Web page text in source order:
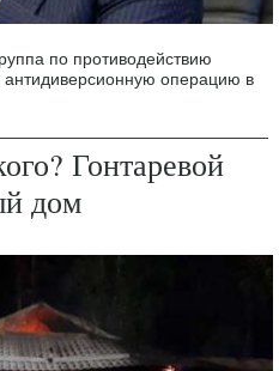
по противодействию
операцию в
Гонтаревой
дом